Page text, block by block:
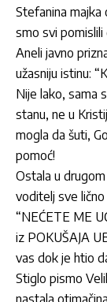
Stefanina majka
smo svi pomislili
Aneli javno
užasniju istinu:
Nije lako, sama
stanu, ne u
mogla da šuti,
pomoć!
Ostala u
voditelj sve
“NEĆETE ME
iz POKUŠAJA
vas dok je htio
Stiglo pismo
nastala